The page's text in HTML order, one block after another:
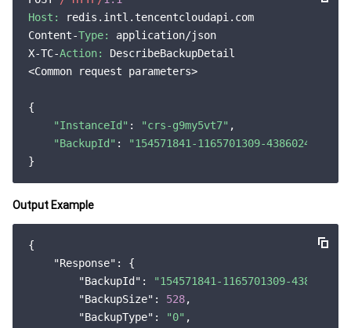
Host:
redis.intl.tencentcloudapi.com
Content-Type:
application/json
X-TC-Action:
DescribeBackupDetail
<Common request parameters>
{
"InstanceId" : "crs-g9my5vt7" ,
"BackupId" :
"154571841-1165701309-438602494"
Output Example
{
"Response" : {
"BackupId" :
"154571841-1165701309-
"BackupSize" : 528,
"BackupType" : "0" ,